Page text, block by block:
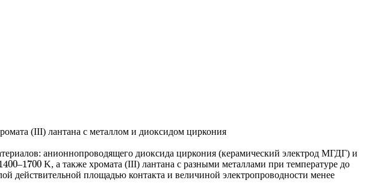
(III) лантана с металлом и диоксидом циркония
анионнопроводящего диоксида циркония (керамический электрод МГДГ) и
–1700
1700 K, а также хромата (III) лантана с разными металлами при температуре до
действительной площадью контакта и величиной электропроводности менее